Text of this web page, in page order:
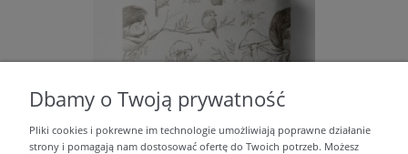
Dbamy o Twoją prywatność
Pliki cookies i pokrewne im technologie umożliwiają poprawne działanie
strony i pomagają nam dostosować ofertę do Twoich potrzeb. Możesz